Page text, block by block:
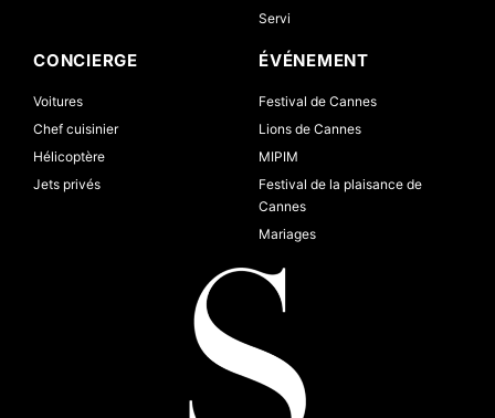
Servi
CONCIERGE
Voitures
Chef cuisinier
Hélicoptère
Jets privés
ÉVÉNEMENT
Festival de Cannes
Lions de Cannes
MIPIM
Festival de la plaisance de
Cannes
Mariages